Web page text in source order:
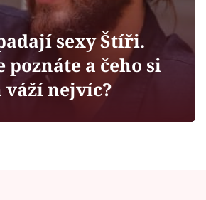
Karlovy Vary
sexy Štíři.
poznáte a čeho si
váží nejvíc?